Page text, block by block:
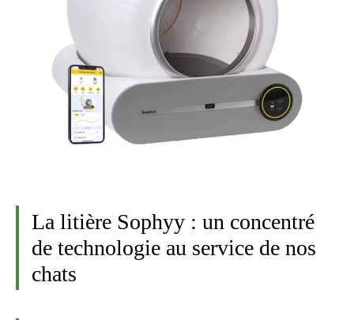
La litière Sophyy : un concentré
de technologie au service de nos
chats